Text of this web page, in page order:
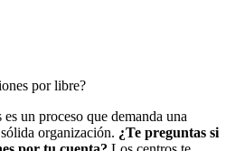
por libre?
un proceso que demanda una
organización. ¿Te preguntas si